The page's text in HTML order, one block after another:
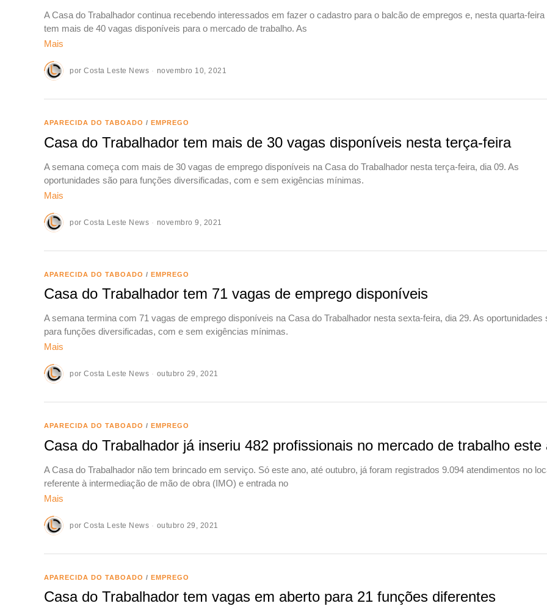
A Casa do Trabalhador continua recebendo interessados em fazer o cadastro para o balcão de empregos e, nesta quarta-feira
tem mais de 40 vagas disponíveis para o mercado de trabalho. As
Mais
por Costa Leste News novembro 10, 2021
APARECIDA DO TABOADO / EMPREGO
Casa do Trabalhador tem mais de 30 vagas disponíveis nesta terça-feira
A semana começa com mais de 30 vagas de emprego disponíveis na Casa do Trabalhador nesta terça-feira, dia 09. As
oportunidades são para funções diversificadas, com e sem exigências mínimas.
Mais
por Costa Leste News novembro 9, 2021
APARECIDA DO TABOADO / EMPREGO
Casa do Trabalhador tem 71 vagas de emprego disponíveis
A semana termina com 71 vagas de emprego disponíveis na Casa do Trabalhador nesta sexta-feira, dia 29. As oportunidades
para funções diversificadas, com e sem exigências mínimas.
Mais
por Costa Leste News outubro 29, 2021
APARECIDA DO TABOADO / EMPREGO
Casa do Trabalhador já inseriu 482 profissionais no mercado de trabalho este
A Casa do Trabalhador não tem brincado em serviço. Só este ano, até outubro, já foram registrados 9.094 atendimentos no
referente à intermediação de mão de obra (IMO) e entrada no
Mais
por Costa Leste News outubro 29, 2021
APARECIDA DO TABOADO / EMPREGO
Casa do Trabalhador tem vagas em aberto para 21 funções diferentes